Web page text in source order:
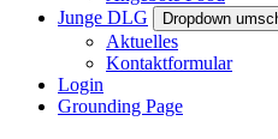
Junge DLG
Dropdown
Aktuelles
Kontaktformular
Login
Grounding Page